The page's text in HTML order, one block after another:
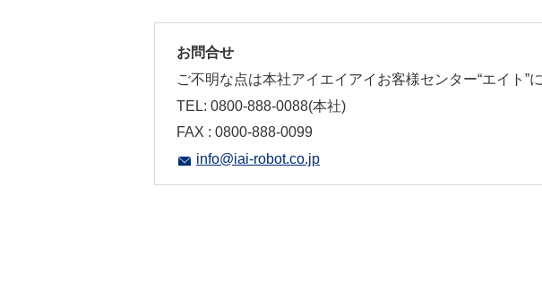
お問合せ
ご不明な点は本社アイエイアイお客様センター“エイト”
TEL: 0800-888-0088(本社)
FAX : 0800-888-0099
info@iai-robot.co.jp